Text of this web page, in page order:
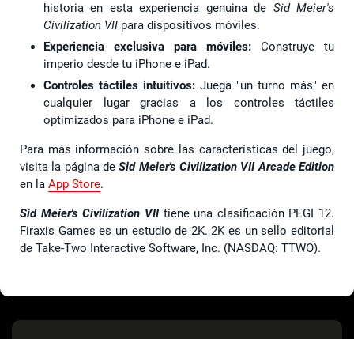
historia en esta experiencia genuina de Sid Meier's
Civilization VII para dispositivos móviles.
Experiencia exclusiva para móviles: Construye tu
imperio desde tu iPhone e iPad.
Controles táctiles intuitivos: Juega "un turno más" en
cualquier lugar gracias a los controles táctiles
optimizados para iPhone e iPad.
Para más información sobre las características del juego,
visita la página deSid Meier's Civilization VII Arcade Edition
en la App Store.
Sid Meier's Civilization VII tiene una clasificación PEGI 12.
Firaxis Games es un estudio de 2K. 2K es un sello editorial
de Take-Two Interactive Software, Inc. (NASDAQ: TTWO).